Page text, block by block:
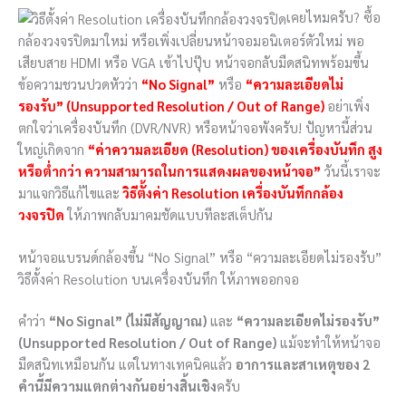
เคยไหมครับ? ซื้อ
กล้องวงจรปิดมาใหม่ หรือเพิ่งเปลี่ยนหน้าจอมอนิเตอร์ตัวใหม่ พอ
เสียบสาย HDMI หรือ VGA เข้าไปปุ๊บ หน้าจอกลับมืดสนิทพร้อมขึ้น
ข้อความชวนปวดหัวว่า “No Signal” หรือ “ความละเอียดไม่
รองรับ” (Unsupported Resolution / Out of Range) อย่าเพิ่ง
ตกใจว่าเครื่องบันทึก (DVR/NVR) หรือหน้าจอพังครับ! ปัญหานี้ส่วน
ใหญ่เกิดจาก “ค่าความละเอียด (Resolution) ของเครื่องบันทึก สูง
หรือต่ำกว่า ความสามารถในการแสดงผลของหน้าจอ” วันนี้เราจะ
มาแจกวิธีแก้ไขและ วิธีตั้งค่า Resolution เครื่องบันทึกกล้อง
วงจรปิด ให้ภาพกลับมาคมชัดแบบทีละสเต็ปกัน
หน้าจอแบรนด์กล้องขึ้น “No Signal” หรือ “ความละเอียดไม่รองรับ”
วิธีตั้งค่า Resolution บนเครื่องบันทึก ให้ภาพออกจอ
คำว่า “No Signal” (ไม่มีสัญญาณ) และ “ความละเอียดไม่รองรับ”
(Unsupported Resolution / Out of Range) แม้จะทำให้หน้าจอ
มืดสนิทเหมือนกัน แต่ในทางเทคนิคแล้ว อาการและสาเหตุของ 2
คำนี้มีความแตกต่างกันอย่างสิ้นเชิงครับ